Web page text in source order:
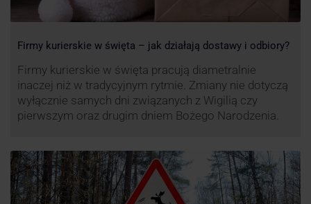
Firmy kurierskie w święta – jak działają dostawy i odbiory?
Firmy kurierskie w święta pracują diametralnie
inaczej niż w tradycyjnym rytmie. Zmiany nie dotyczą
wyłącznie samych dni związanych z Wigilią czy
pierwszym oraz drugim dniem Bożego Narodzenia.